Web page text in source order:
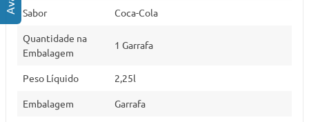
Sabor Coca-Cola
Quantidade na
Embalagem
1 Garrafa
Peso Líquido 2,25l
Embalagem Garrafa